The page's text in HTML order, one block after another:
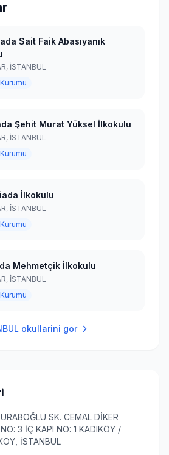
Sait Faik Abasıyanık
İSTANBUL
Şehit Murat Yüksel İlkokulu
İSTANBUL
İlkokulu
İSTANBUL
Mehmetçik İlkokulu
İSTANBUL
okullarini gor
SK. CEMAL DİKER
3 İÇ KAPI NO: 1 KADIKÖY /
İSTANBUL